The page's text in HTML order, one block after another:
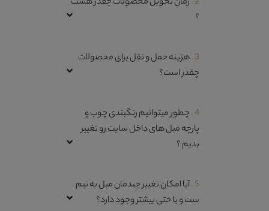
؟
3 . هزینه حمل و نقل برای محصولات
چقدر است؟
4 . چطور میتوانیم رنگبندی چوب و
پارچه مبل های داخل سایت رو تغییر
بدیم ؟
5 . آیا امکان تغییر چیدمان مبل به نیم
ست و یا حتی بیشتر وجود دارد؟